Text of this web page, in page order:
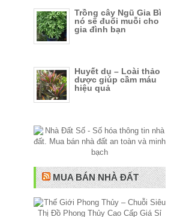
Trồng cây Ngũ Gia Bì
nó sẽ đuổi muỗi cho
gia đình bạn
Huyết dụ – Loài thảo
dược giúp cầm máu
hiệu quả
MUA BÁN NHÀ ĐẤT